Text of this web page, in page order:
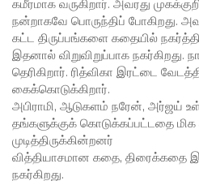
கமீரமாக வருகிறார். அவரது
நன்றாகவே பொருந்திப் போகிறது.
கட்ட திருப்பங்களை கதையில்
இதனால் விறுவிறுப்பாக நகர்கிறது.
தெரிகிறார். ரித்விகா இரட்டை
கைக்கொடுக்கிறார்.
அபிராமி, ஆடுகளம் நரேன், அர்ஜய்
தங்களுக்குக் கொடுக்கப்பட்டதை
முடித்திருக்கின்றனர்
வித்தியாசமான கதை, திரைக்கதை
நகர்கிறது.